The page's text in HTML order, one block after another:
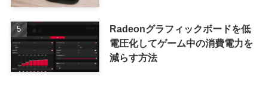
Radeonグラフィックボードを低
電圧化してゲーム中の消費電力を
減らす方法